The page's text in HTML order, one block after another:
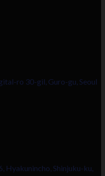
ro 30-gil, Guro-gu, Seoul
Hyakunincho, Shinjuku-ku,